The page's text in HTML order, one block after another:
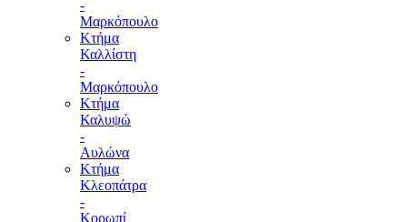
-
Μαρκόπουλο
Κτήμα
Καλλίστη
-
Μαρκόπουλο
Κτήμα
Καλυψώ
-
Αυλώνα
Κτήμα
Κλεοπάτρα
-
Κορωπί